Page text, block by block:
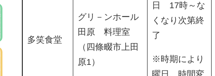
多笑食堂
グリ－ンホール
田原 料理室
（四條畷市上田
原1）
日 17時～な
くなり次第終
了
※時期により